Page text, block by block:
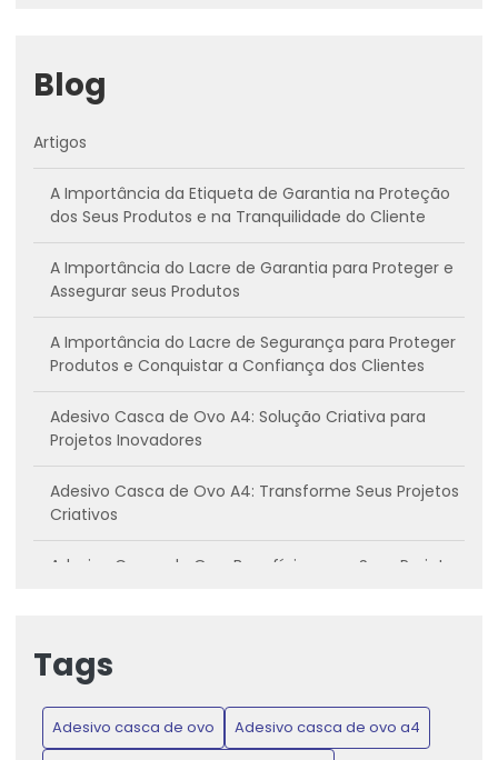
Blog
Artigos
A Importância da Etiqueta de Garantia na Proteção
dos Seus Produtos e na Tranquilidade do Cliente
A Importância do Lacre de Garantia para Proteger e
Assegurar seus Produtos
A Importância do Lacre de Segurança para Proteger
Produtos e Conquistar a Confiança dos Clientes
Adesivo Casca de Ovo A4: Solução Criativa para
Projetos Inovadores
Adesivo Casca de Ovo A4: Transforme Seus Projetos
Criativos
Adesivo Casca de Ovo: Benefícios para Seus Projetos
como utilizar
Adesivo Casca de Ovo: Inovação para Projetos
Criativos e Práticos
Tags
Adesivo casca de ovo
Adesivo casca de ovo a4